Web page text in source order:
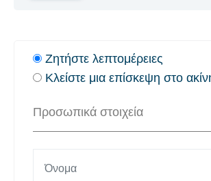
Ζητήστε λεπτομέρειες
Κλείστε μια επίσκεψη στο
Προσωπικά στοιχεία